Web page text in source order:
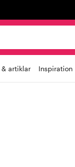
artiklar Inspiration